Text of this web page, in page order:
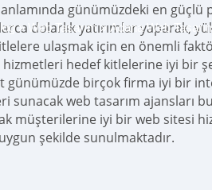
» Web Tasarım»Adana Web
günümüzdeki en
dolarlık yatırımlar yaparak,
ulaşmak için en önemli
hizmetleri hedef kitlelerine iyi bir
günümüzde birçok firma iyi bir
sunacak web tasarım ajansları
müşterilerine iyi bir web sitesi
şekilde sunulmaktadır.